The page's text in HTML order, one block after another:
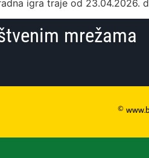
igra traje od 23.04.2026.
mrežama
©